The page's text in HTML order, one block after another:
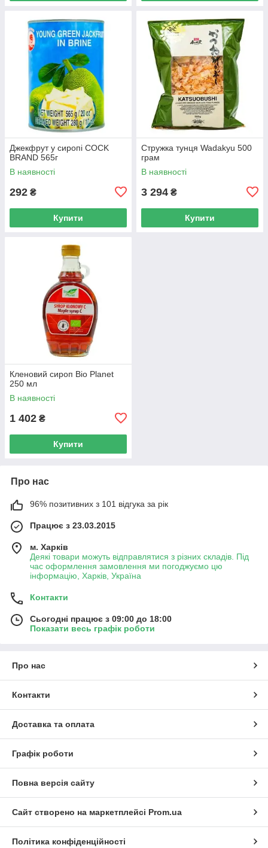
Джекфрут у сиропі COCK
BRAND 565г
В наявності
292 ₴
Купити
Стружка тунця Wadakyu 500
грам
В наявності
3 294 ₴
Купити
Кленовий сироп Bio Planet
250 мл
В наявності
1 402 ₴
Купити
Про нас
96% позитивних з 101 відгука за рік
Працює з 23.03.2015
м. Харків
Деякі товари можуть відправлятися з різних складів. Під
час оформлення замовлення ми погоджуємо цю
інформацію, Харків, Україна
Контакти
Сьогодні працює з 09:00 до 18:00
Показати весь графік роботи
Про нас
Контакти
Доставка та оплата
Графік роботи
Повна версія сайту
Сайт створено на маркетплейсі Prom.ua
Політика конфіденційності